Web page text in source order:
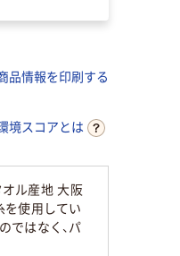
品情報を印刷する
境スコアとは
オル産地 大阪
を使用してい
ではなく、パ